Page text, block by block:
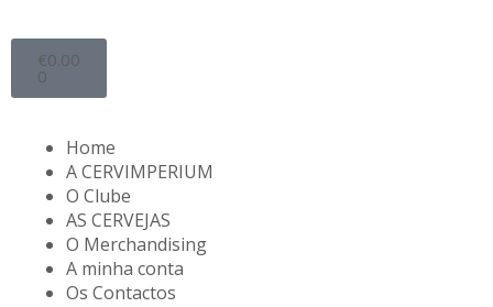
€0.00
0
Home
A CERVIMPERIUM
O Clube
AS CERVEJAS
O Merchandising
A minha conta
Os Contactos